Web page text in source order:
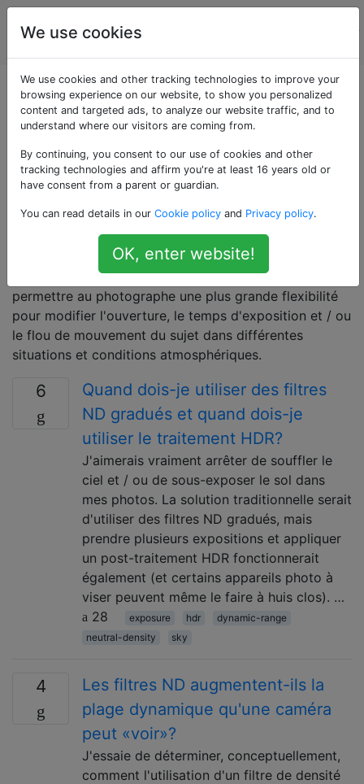
La
photographie
Questions marquées
«neutral-density»
En photographie, un filtre à densité neutre (filtre ND)
neutre idéal réduit et / ou modifie l'intensité de toutes
les longueurs d'onde ou couleurs de la lumière de
manière égale, sans changer la teinte du rendu des
couleurs. Le but d'un filtre de densité neutre est de
permettre au photographe une plus grande flexibilité
pour modifier l'ouverture, le temps d'exposition et / ou
le flou de mouvement du sujet dans différentes
situations et conditions atmosphériques.
6
Quand dois-je utiliser des filtres
ND gradués et quand dois-je
utiliser le traitement HDR?
J'aimerais vraiment arrêter de souffler le
ciel et / ou de sous-exposer le sol dans
mes photos. La solution traditionnelle serait
d'utiliser des filtres ND gradués, mais
prendre plusieurs expositions et appliquer
un post-traitement HDR fonctionnerait
également (et certains appareils photo à
viser peuvent même le faire à huis clos). …
28
exposure hdr
dynamic-range
neutral-density
sky
4
Les filtres ND augmentent-ils la
plage dynamique qu'une caméra
peut «voir»?
J'essaie de déterminer, conceptuellement,
comment l'utilisation d'un filtre de densité
We use cookies
We use cookies and other tracking technologies to improve your
browsing experience on our website, to show you personalized
content and targeted ads, to analyze our website traffic, and to
understand where our visitors are coming from.
By continuing, you consent to our use of cookies and other
tracking technologies and affirm you're at least 16 years old or
have consent from a parent or guardian.
You can read details in our Cookie policy and Privacy policy.
OK, enter website!